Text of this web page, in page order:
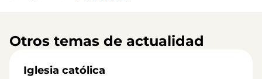
Otros temas de actualidad
Iglesia católica